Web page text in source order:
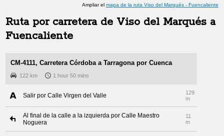
Ampliar el mapa de la ruta Viso del Marqués- Fuencaliente
Ruta por carretera de Viso del Marqués a
Fuencaliente
CM-4111, Carretera Córdoba a Tarragona por Cuenca
122 km 1 hour 50 mins
Salir por Calle Virgen del Valle
129
m
Al final de la calle a la izquierda por Calle Maestro
Noguera
11
m